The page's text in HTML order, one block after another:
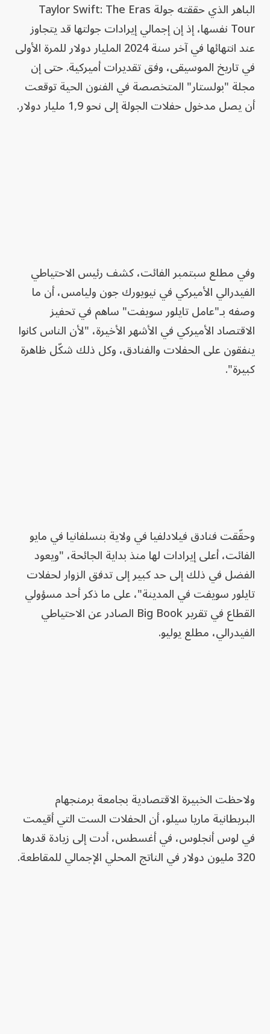
الباهر الذي حققته جولة Taylor Swift: The Eras
Tour نفسها، إذ إن إجمالي إيرادات جولتها قد يتجاوز
عند انتهائها في آخر سنة 2024 المليار دولار للمرة الأولى
في تاريخ الموسيقى، وفق تقديرات أميركية. حتى إن
مجلة "بولستار" المتخصصة في الفنون الحية توقعت
أن يصل مدخول حفلات الجولة إلى نحو 1,9 مليار دولار.
وفي مطلع سبتمبر الفائت، كشف رئيس الاحتياطي
الفيدرالي الأميركي في نيويورك جون وليامس، أن ما
وصفه بـ"عامل تايلور سويفت" ساهم في تحفيز
الاقتصاد الأميركي في الأشهر الأخيرة، "لأن الناس كانوا
ينفقون على الحفلات والفنادق، وكل ذلك شكّل ظاهرة
كبيرة".
وحقّقت فنادق فيلادلفيا في ولاية بنسلفانيا في مايو
الفائت، أعلى إيرادات لها منذ بداية الجائحة، "ويعود
الفضل في ذلك إلى حد كبير إلى تدفق الزوار لحفلات
تايلور سويفت في المدينة"، على ما ذكر أحد مسؤولي
القطاع في تقرير Big Book الصادر عن الاحتياطي
الفيدرالي، مطلع يوليو.
ولاحظت الخبيرة الاقتصادية بجامعة برمنجهام
البريطانية ماريا سيلو، أن الحفلات الست التي أقيمت
في لوس أنجلوس، في أغسطس، أدت إلى زيادة قدرها
320 مليون دولار في الناتج المحلي الإجمالي للمقاطعة.